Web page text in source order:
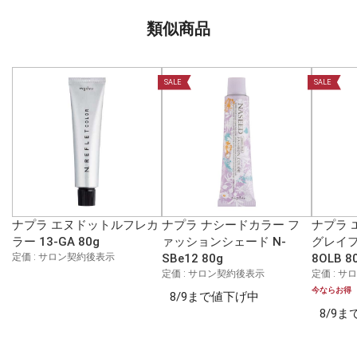
類似商品
ナプラ エヌドットルフレカ
ラー 13-GA 80g
定価 : サロン契約後表示
SALE
ナプラ ナシードカラー フ
ァッションシェード N-
SBe12 80g
定価 : サロン契約後表示
8/9まで値下げ中
SALE
ナプラ
グレイ
8OLB
定価 : サ
今ならお得
8/9ま